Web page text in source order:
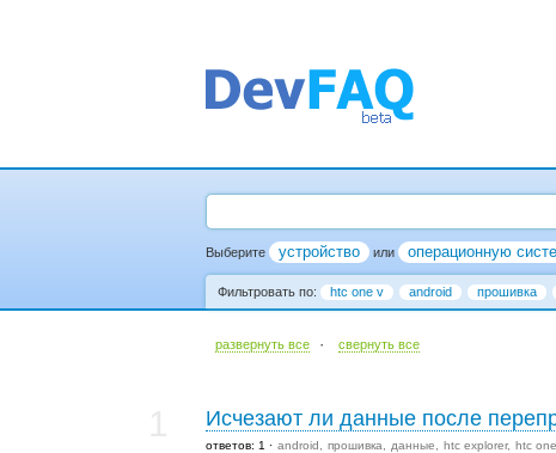
Выберите устройство или операционную
Фильтровать по: htc one v android прошивка
развернуть все · cвернуть все
Исчезают ли данные после
ответов: 1 android прошивка данные htc explorer htc